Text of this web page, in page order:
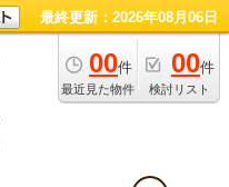
最終更新：2026年08月06日
00件
最近見た物件
00件
検討リスト